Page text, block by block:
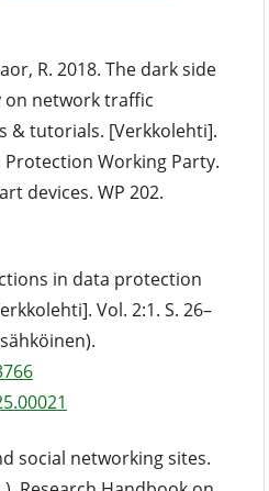
R. 2018. The dark side
on network traffic
& tutorials. [Verkkolehti].
Protection Working Party.
devices. WP 202.
in data protection
Vol. 2:1. S. 26–
social networking sites.